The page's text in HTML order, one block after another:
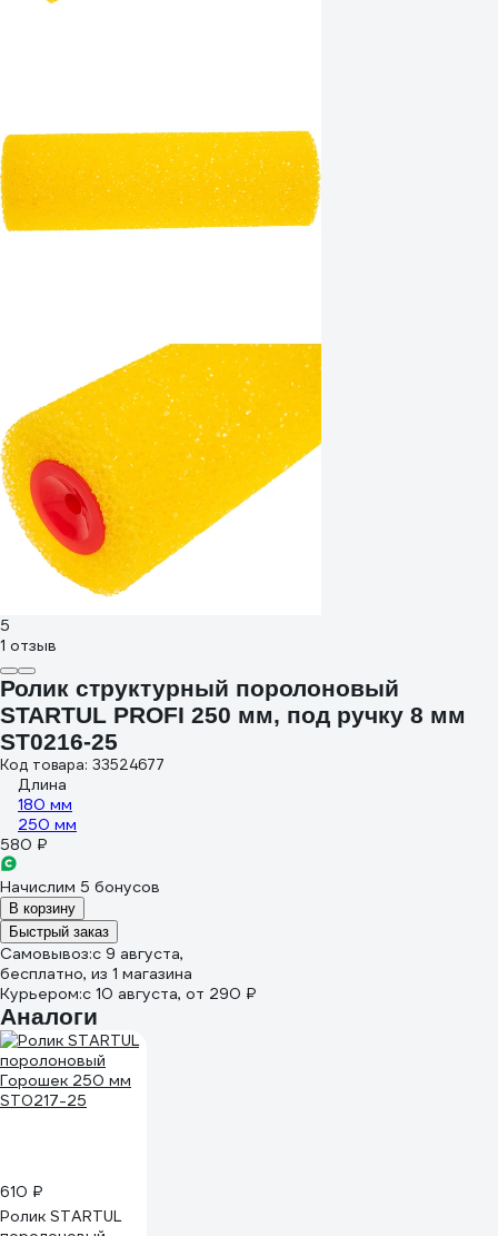
5
1 отзыв
Ролик структурный поролоновый
STARTUL PROFI 250 мм, под ручку 8 мм
ST0216-25
Код товара: 33524677
Длина
180 мм
250 мм
580 ₽
Начислим 5 бонусов
В корзину
Быстрый заказ
Самовывоз:c 9 августа,
бесплатно, из 1 магазина
Курьером:c 10 августа, от 290 ₽
Аналоги
610 ₽
Ролик STARTUL